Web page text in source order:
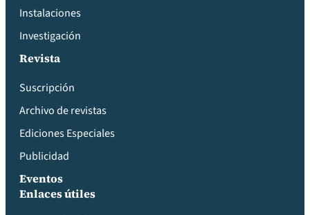
Instalaciones
Investigación
Revista
Suscripción
Archivo de revistas
Ediciones Especiales
Publicidad
Eventos
Enlaces útiles